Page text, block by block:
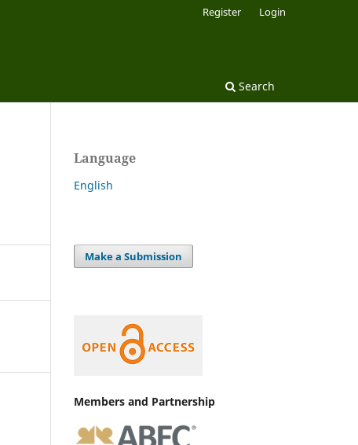
Search
Register Login
Language
English
Make a Submission
Members and Partnership